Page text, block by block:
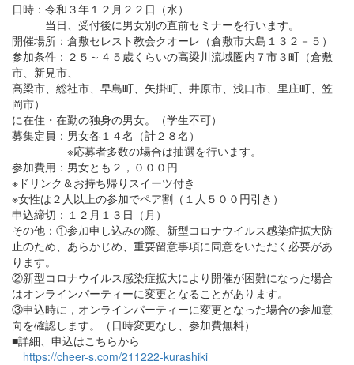
日時：令和３年１２月２２日（水）
当日、受付後に男女別の直前セミナーを行います。
開催場所：倉敷セレスト教会クオーレ（倉敷市大島１３２－５）
参加条件：２５～４５歳くらいの高梁川流域圏内７市３町（倉敷
市、新見市、
高梁市、総社市、早島町、矢掛町、井原市、浅口市、里庄町、笠
岡市）
に在住・在勤の独身の男女。（学生不可）
募集定員：男女各１４名（計２８名）
※応募者多数の場合は抽選を行います。
参加費用：男女とも２，０００円
※ドリンク＆お持ち帰りスイーツ付き
※女性は２人以上の参加でペア割（１人５００円引き）
申込締切：１２月１３日（月）
その他：①参加申し込みの際、新型コロナウイルス感染症拡大防
止のため、あらかじめ、重要留意事項に同意をいただく必要があ
ります。
②新型コロナウイルス感染症拡大により開催が困難になった場合
はオンラインパーティーに変更となることがあります。
③申込時に，オンラインパーティーに変更となった場合の参加意
向を確認します。（日時変更なし、参加費無料）
■詳細、申込はこちらから
https://cheer-s.com/211222-kurashiki